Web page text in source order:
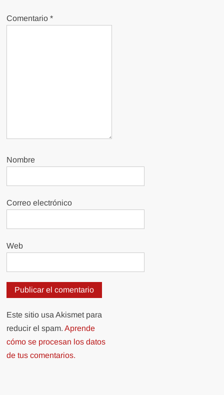
Comentario*
Nombre
Correo electrónico
Web
Este sitio usa Akismet para
reducir el spam.Aprende
cómo se procesan los datos
de tus comentarios.